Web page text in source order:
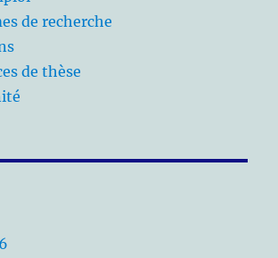
de recherche
de thèse